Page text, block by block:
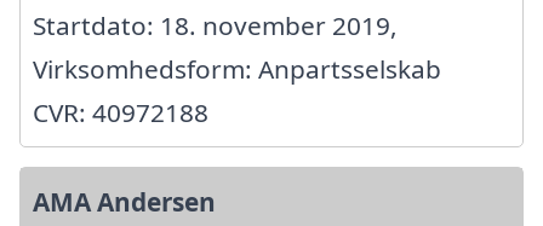
Startdato: 18. november 2019,
Virksomhedsform: Anpartsselskab
CVR: 40972188
AMA Andersen